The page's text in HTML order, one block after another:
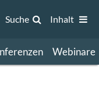
Webinare
Suche Inhalt